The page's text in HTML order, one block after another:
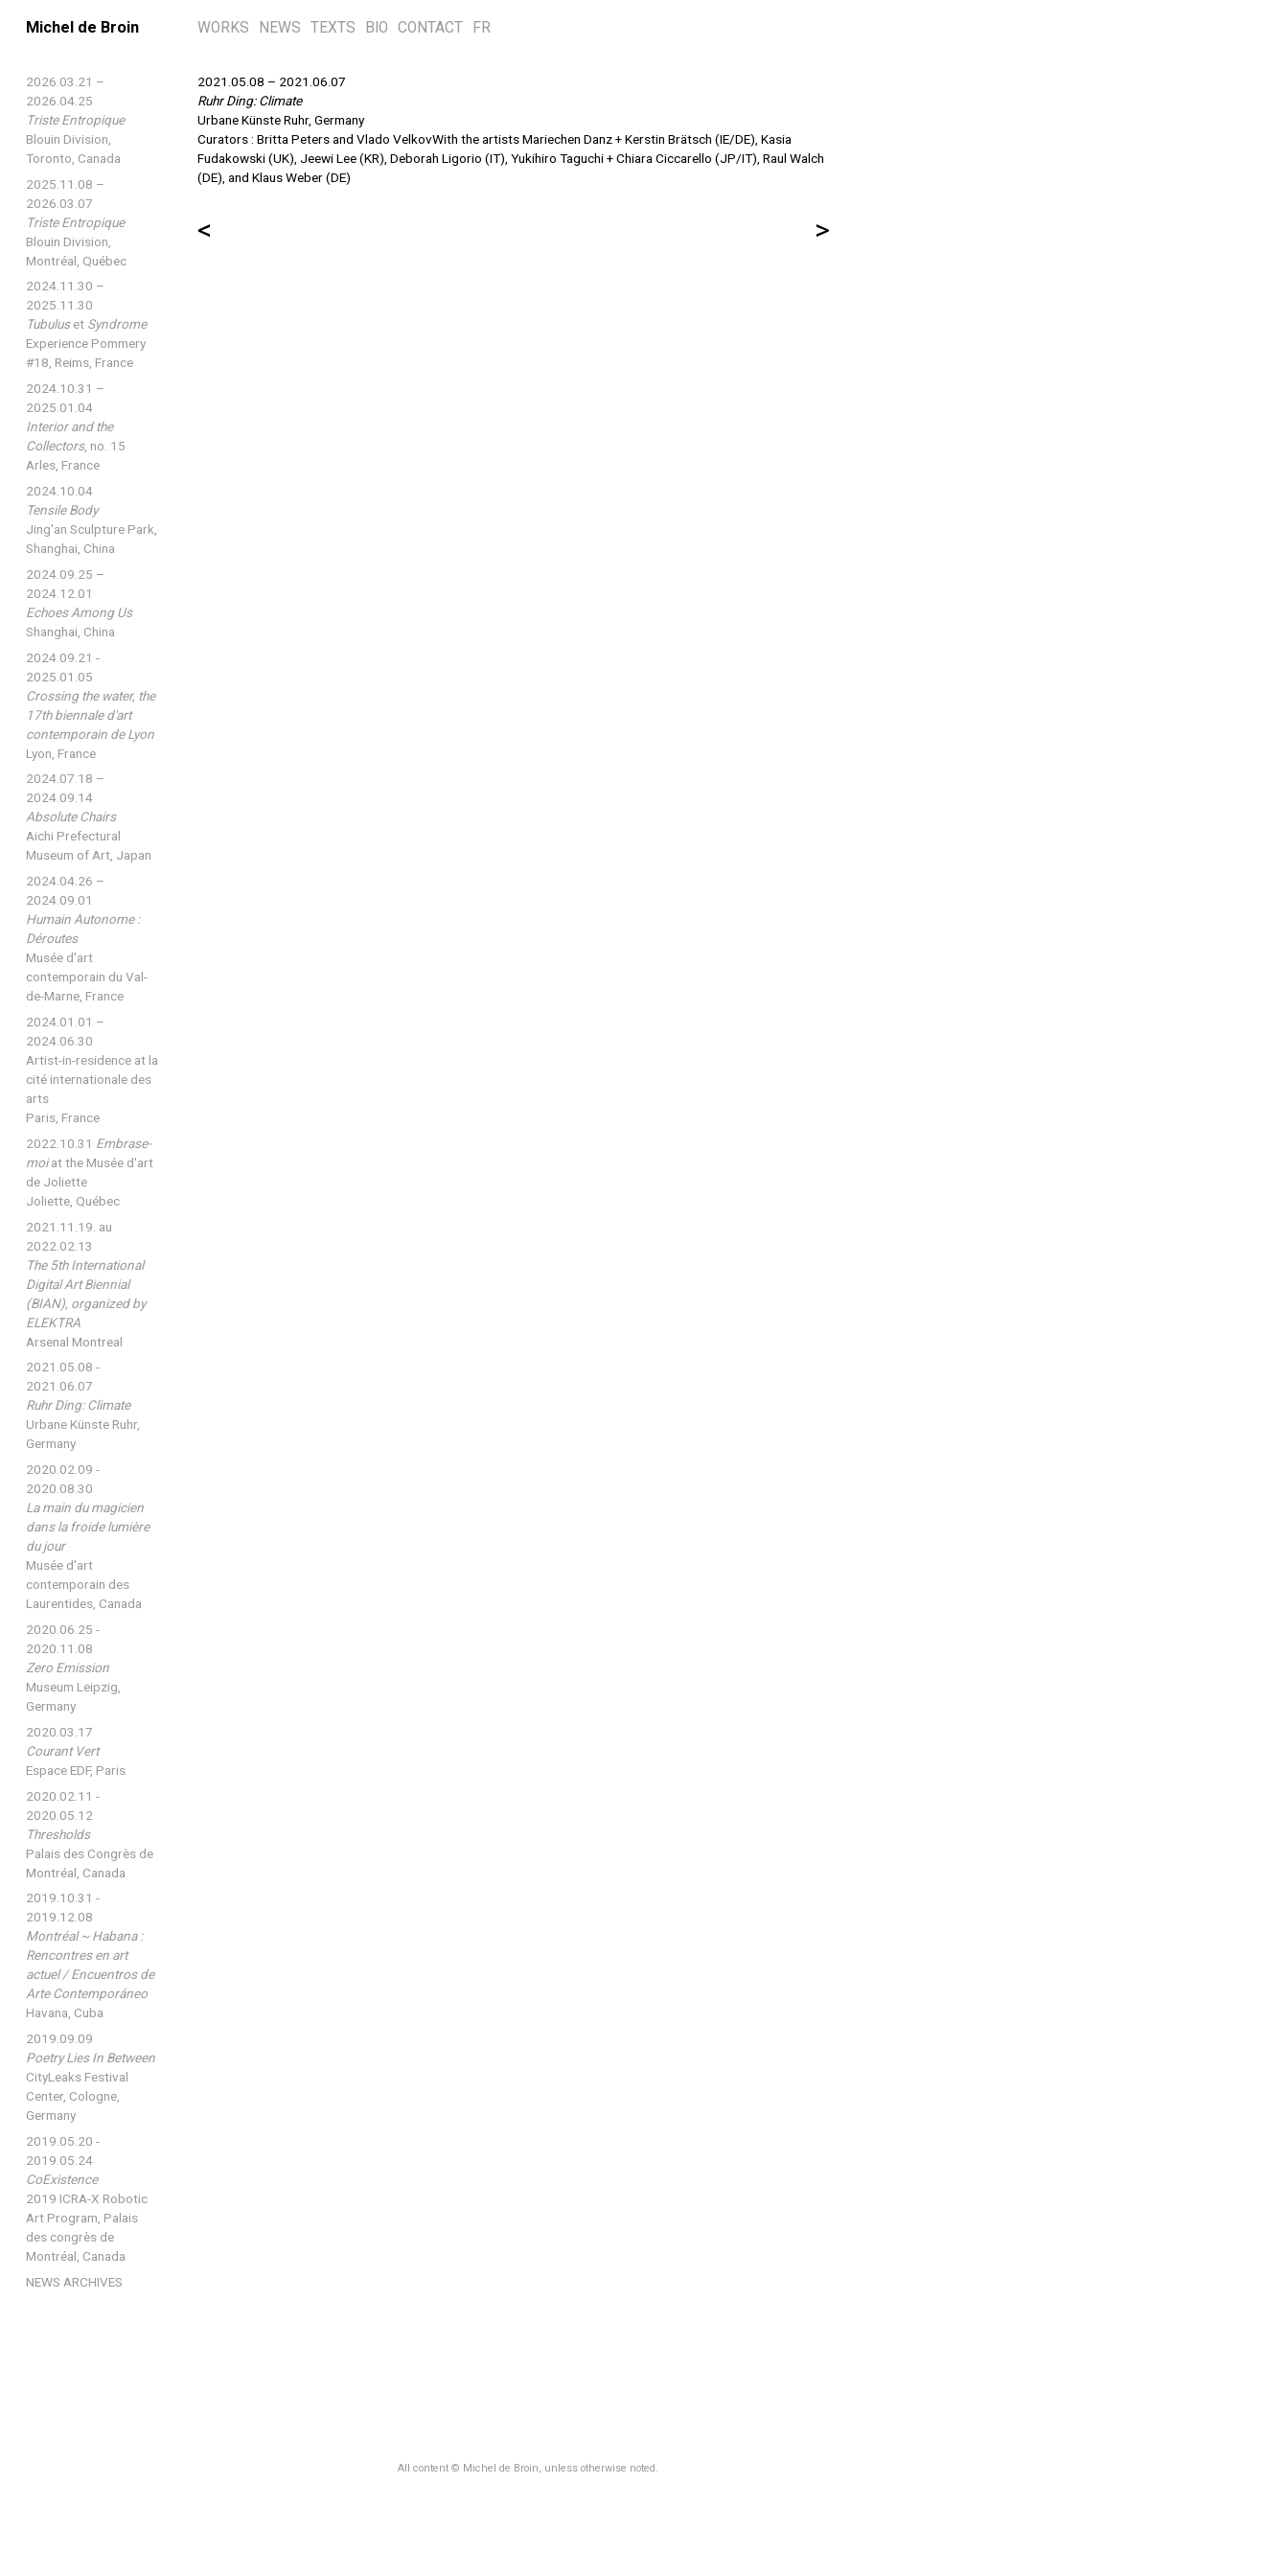
Michel de Broin WORKS NEWS TEXTS BIO CONTACT FR
2026.03.21 –
2026.04.25
Triste Entropique
Blouin Division,
Toronto, Canada
2025.11.08 –
2026.03.07
Triste Entropique
Blouin Division,
Montréal, Québec
2024.11.30 –
2025.11.30
Tubuluset Syndrome
Experience Pommery
#18, Reims, France
2024.10.31 –
2025.01.04
Interior and the
Collectors, no. 15
Arles, France
2024.10.04
Tensile Body
Jing'an Sculpture Park,
Shanghai, China
2024.09.25 –
2024.12.01
Echoes Among Us
Shanghai, China
2024.09.21 -
2025.01.05
Crossing the water, the
17th biennale d'art
contemporain de Lyon
Lyon, France
2024.07.18 –
2024.09.14
Absolute Chairs
Aichi Prefectural
Museum of Art, Japan
2024.04.26 –
2024.09.01
Humain Autonome :
Déroutes
Musée d'art
contemporain du Val-
de-Marne, France
2024.01.01 –
2024.06.30
Artist-in-residence at la
cité internationale des
arts
Paris, France
2022.10.31 Embrase-
moiat the Musée d'art
de Joliette
Joliette, Québec
2021.11.19. au
2022.02.13
The 5th International
Digital Art Biennial
(BIAN), organized by
ELEKTRA
Arsenal Montreal
2021.05.08 -
2021.06.07
Ruhr Ding: Climate
Urbane Künste Ruhr,
Germany
2020.02.09 -
2020.08.30
La main du magicien
dans la froide lumière
du jour
Musée d'art
contemporain des
Laurentides, Canada
2020.06.25 -
2020.11.08
Zero Emission
Museum Leipzig,
Germany
2020.03.17
Courant Vert
Espace EDF, Paris
2020.02.11 -
2020.05.12
Thresholds
Palais des Congrès de
Montréal, Canada
2019.10.31 -
2019.12.08
Montréal ~ Habana :
Rencontres en art
actuel / Encuentros de
Arte Contemporáneo
Havana, Cuba
2019.09.09
Poetry Lies In Between
CityLeaks Festival
Center, Cologne,
Germany
2019.05.20 -
2019.05.24
CoExistence
2019 ICRA-X Robotic
Art Program, Palais
des congrès de
Montréal, Canada
NEWS ARCHIVES
2021.05.08 – 2021.06.07
Ruhr Ding: Climate
Urbane Künste Ruhr, Germany
Curators : Britta Peters and Vlado VelkovWith the artists Mariechen Danz + Kerstin Brätsch (IE/DE), Kasia
Fudakowski (UK), Jeewi Lee (KR), Deborah Ligorio (IT), Yukihiro Taguchi + Chiara Ciccarello (JP/IT), Raul Walch
(DE), and Klaus Weber (DE)
< >
All content © Michel de Broin, unless otherwise noted.